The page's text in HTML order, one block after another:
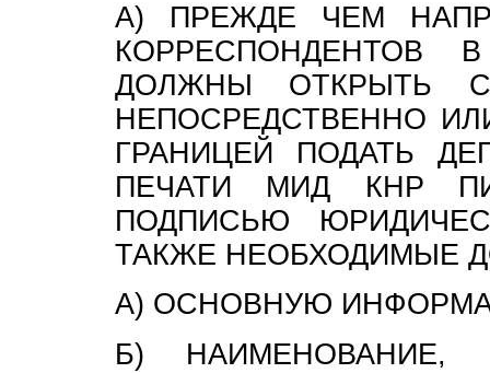
А) ПРЕЖДЕ ЧЕМ
КОРРЕСПОНДЕНТОВ
ДОЛЖНЫ ОТКРЫТЬ
НЕПОСРЕДСТВЕННО
ГРАНИЦЕЙ ПОДАТЬ
ПЕЧАТИ МИД КНР
ПОДПИСЬЮ
ТАКЖЕ НЕОБХОДИМЫЕ
А) ОСНОВНУЮ
Б) НАИМЕНОВАНИЕ,